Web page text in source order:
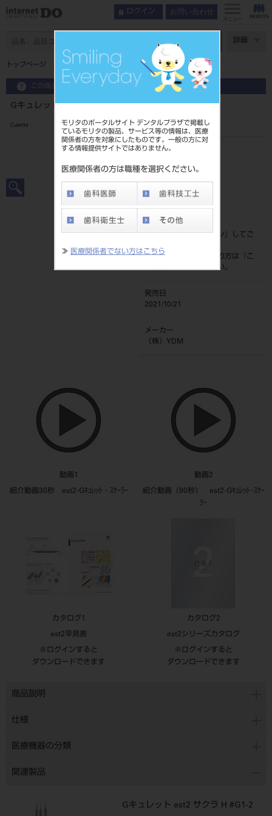
モリタのポータルサイト デンタルプラザで掲載し
ているモリタの製品、サービス等の情報は、医療
関係者の方を対象にしたものです。一般の方に対
する情報提供サイトではありません。
医療関係者の方は職種を選択ください。
≫ 医療関係者でない方はこちら
ログイン お問い合わせ
メニュー
詳細
トップページ Gキュレット est2 サクラ S #G11-12
この商品に関するお問い合わせ
Gキュレット est2 サクラ S #G11-12
Curette
品目コード
4963931330263
標準価格
価格の確認は『ログイン
』してご
ネット会員登録がまだの方は『
こ
ちら』より登録ください。
発売日
2021/10/21
メーカー
（株）YDM
動画1
紹介動画30秒 est2-Gｷｭﾚｯﾄ・ｽｹｰﾗｰ
動画2
紹介動画（90秒） est2-Gｷｭﾚｯﾄ･ｽｹｰ
ﾗｰ
カタログ1
est2早見表
※ログインすると
ダウンロードできます
カタログ2
est2シリーズカタログ
※ログインすると
ダウンロードできます
商品説明
仕様
医療機器の分類
関連製品
Gキュレット est2 サクラ H #G1-2